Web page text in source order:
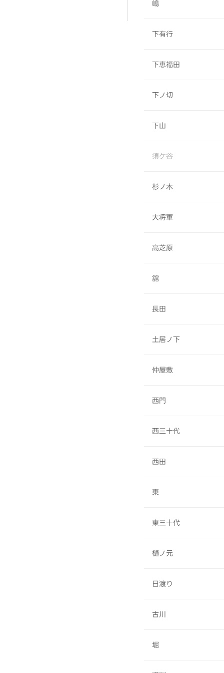
嶋
下有行
下恵福田
下ノ切
下山
須ケ谷
杉ノ木
大将軍
高芝原
舘
長田
土居ノ下
仲屋敷
西門
西三十代
西田
東
東三十代
樋ノ元
日渡り
古川
堀